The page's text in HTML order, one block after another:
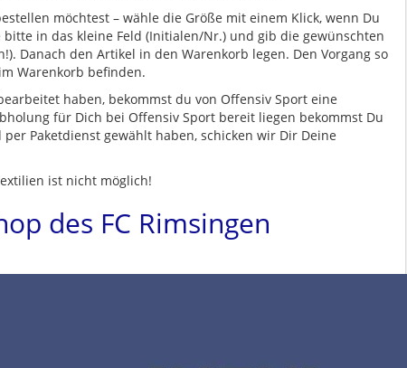
möchtest – wähle die Größe mit einem Klick, wenn Du
in das kleine Feld (Initialen/Nr.) und gib die gewünschten
Danach den Artikel in den Warenkorb legen. Den Vorgang so
Warenkorb befinden.
haben, bekommst du von Offensiv Sport eine
für Dich bei Offensiv Sport bereit liegen bekommst Du
Paketdienst gewählt haben, schicken wir Dir Deine
ist nicht möglich!
des FC Rimsingen